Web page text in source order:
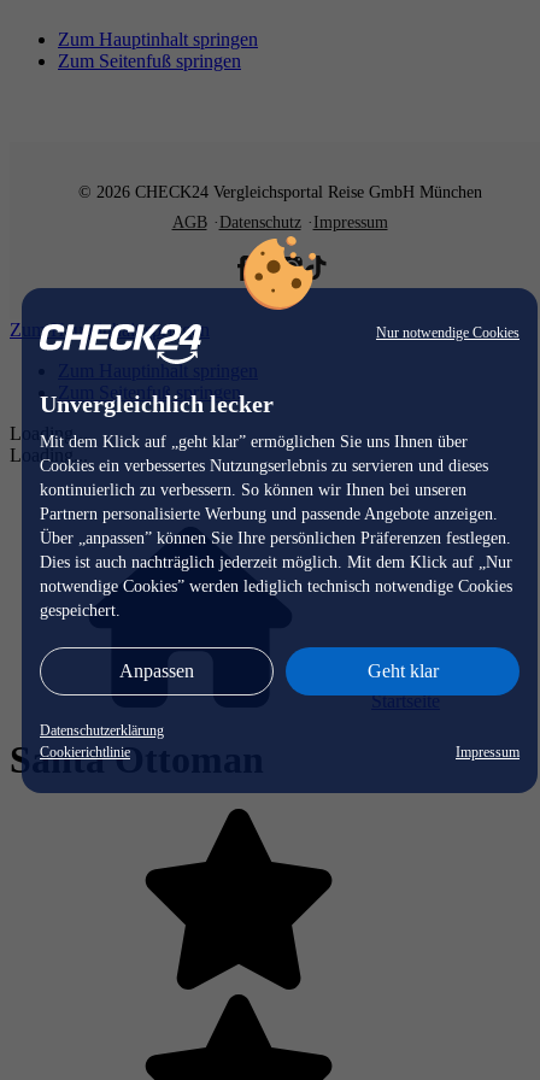
Nur notwendige Cookies
Unvergleichlich lecker
Mit dem Klick auf „geht klar” ermöglichen Sie uns Ihnen über
Cookies ein verbessertes Nutzungserlebnis zu servieren und dieses
kontinuierlich zu verbessern. So können wir Ihnen bei unseren
Partnern personalisierte Werbung und passende Angebote anzeigen.
Über „anpassen” können Sie Ihre persönlichen Präferenzen festlegen.
Dies ist auch nachträglich jederzeit möglich. Mit dem Klick auf „Nur
notwendige Cookies” werden lediglich technisch notwendige Cookies
gespeichert.
Anpassen Geht klar
Datenschutzerklärung
Cookierichtlinie
Impressum
Zum Hauptinhalt springen
Zum Seitenfuß springen
© 2026 CHECK24 Vergleichsportal Reise GmbH München
AGB
Datenschutz Impressum
Zum Hauptinhalt springen
Zum Hauptinhalt springen
Zum Seitenfuß springen
Loading...
Loading...
Startseite
Santa Ottoman